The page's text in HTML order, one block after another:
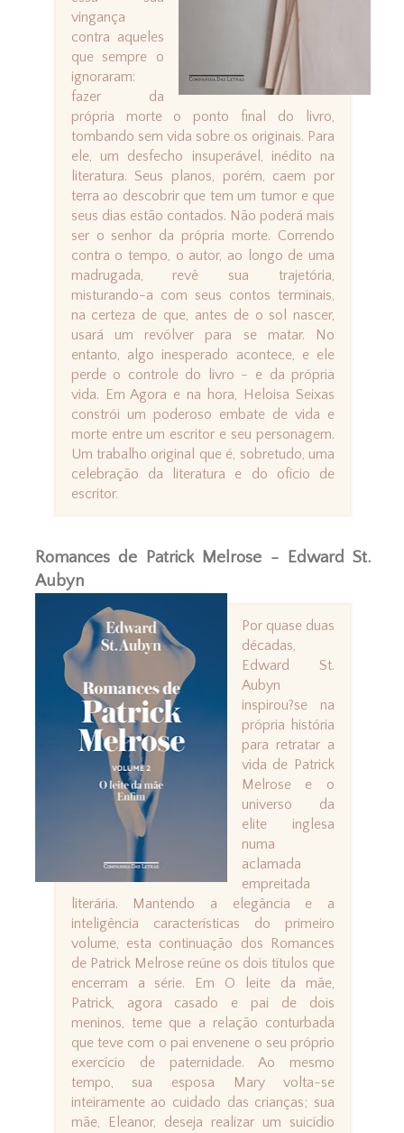
vingança
contra aqueles
que sempre o
ignoraram:
fazer da
própria morte o ponto final do livro,
tombando sem vida sobre os originais. Para
ele, um desfecho insuperável, inédito na
literatura. Seus planos, porém, caem por
terra ao descobrir que tem um tumor e que
seus dias estão contados. Não poderá mais
ser o senhor da própria morte. Correndo
contra o tempo, o autor, ao longo de uma
madrugada, revê sua trajetória,
misturando-a com seus contos terminais,
na certeza de que, antes de o sol nascer,
usará um revólver para se matar. No
entanto, algo inesperado acontece, e ele
perde o controle do livro - e da própria
vida. Em Agora e na hora, Heloisa Seixas
constrói um poderoso embate de vida e
morte entre um escritor e seu personagem.
Um trabalho original que é, sobretudo, uma
celebração da literatura e do ofício de
escritor.
Romances de Patrick Melrose - Edward St.
Aubyn
Por quase duas
décadas,
Edward St.
Aubyn
inspirou?se na
própria história
para retratar a
vida de Patrick
Melrose e o
universo da
elite inglesa
numa
aclamada
empreitada
literária. Mantendo a elegância e a
inteligência características do primeiro
volume, esta continuação dos Romances
de Patrick Melrose reúne os dois títulos que
encerram a série. Em O leite da mãe,
Patrick, agora casado e pai de dois
meninos, teme que a relação conturbada
que teve com o pai envenene o seu próprio
exercício de paternidade. Ao mesmo
tempo, sua esposa Mary volta-se
inteiramente ao cuidado das crianças; sua
mãe, Eleanor, deseja realizar um suicídio